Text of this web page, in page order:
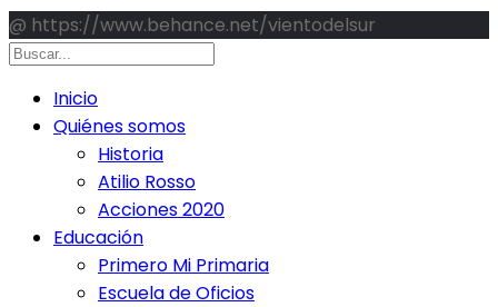
@ https://www.behance.net/vientodelsur
Inicio
Quiénes somos
Historia
Atilio Rosso
Acciones 2020
Educación
Primero Mi Primaria
Escuela de Oficios